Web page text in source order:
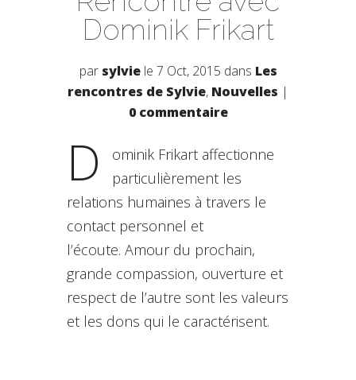
Dominik Frikart
par sylviele 7 Oct, 2015 dans Les
rencontres de Sylvie, Nouvelles |
0 commentaire
D
ominik Frikart affectionne
particulièrement les
relations humaines à travers le
contact personnel et
l’écoute. Amour du prochain,
grande compassion, ouverture et
respect de l’autre sont les valeurs
et les dons qui le caractérisent.